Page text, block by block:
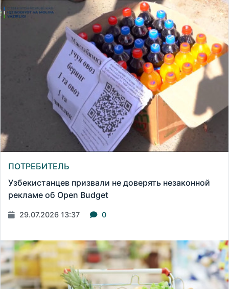
ПОТРЕБИТЕЛЬ
Узбекистанцев призвали не доверять незаконной
рекламе об Open Budget
29.07.2026 13:37 0